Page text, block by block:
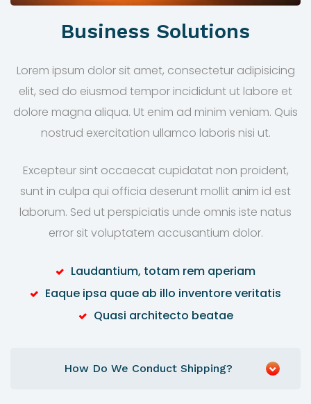
Business Solutions
Lorem ipsum dolor sit amet, consectetur adipisicing
elit, sed do eiusmod tempor incididunt ut labore et
dolore magna aliqua. Ut enim ad minim veniam. Quis
nostrud exercitation ullamco laboris nisi ut.
Excepteur sint occaecat cupidatat non proident,
sunt in culpa qui officia deserunt mollit anim id est
laborum. Sed ut perspiciatis unde omnis iste natus
error sit voluptatem accusantium dolor.
Laudantium, totam rem aperiam
Eaque ipsa quae ab illo inventore veritatis
Quasi architecto beatae
How Do We Conduct Shipping?